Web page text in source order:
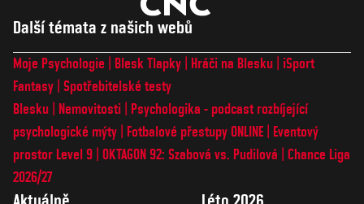
Další témata z našich webů
Moje Psychologie Blesk Tlapky Hráči na Blesku
iSport
Fantasy Spotřebitelské testy
Blesku
Nemovitosti
Psychologika - podcast rozbíjející
psychologické mýty
Fotbalové přestupy ONLINE
Eventový
prostor Level 9 OKTAGON 92: Szabová vs. Pudilová
Chance Liga
2026/27